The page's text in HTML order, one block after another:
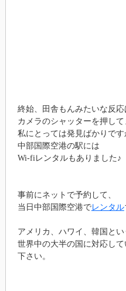
終始、田舎もんみたいな反
カメラのシャッターを押し
私にとっては発見ばかりです
中部国際空港の駅には
Wi-fiレンタルもありました♪
事前にネットで予約して、
当日中部国際空港でレンタル
アメリカ、ハワイ、韓国とい
世界中の大半の国に対応し
下さい。